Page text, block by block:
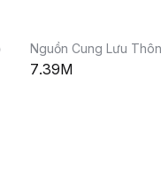
Nguồn Cung Lưu
7.39M